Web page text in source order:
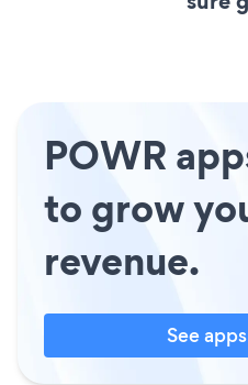
POWR
to grow
revenue.
See